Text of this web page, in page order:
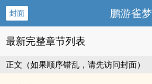
封面 鹏游雀梦
最新完整章节列表
正文（如果顺序错乱，请先访问封面）